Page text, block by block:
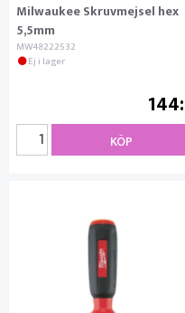
Milwaukee Skruvmejsel hex
5,5mm
MW48222532
Ej i lager
144
KÖP